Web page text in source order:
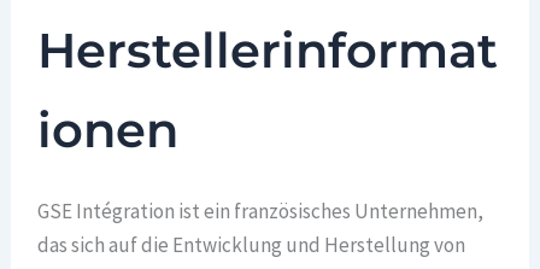
Herstellerinformat
ionen
GSE Intégration ist ein französisches Unternehmen,
das sich auf die Entwicklung und Herstellung von